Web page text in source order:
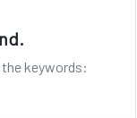
keywords: